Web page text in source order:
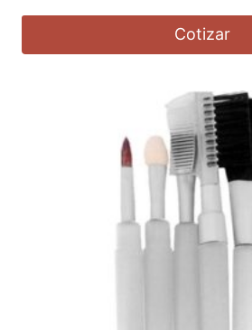
Cotizar